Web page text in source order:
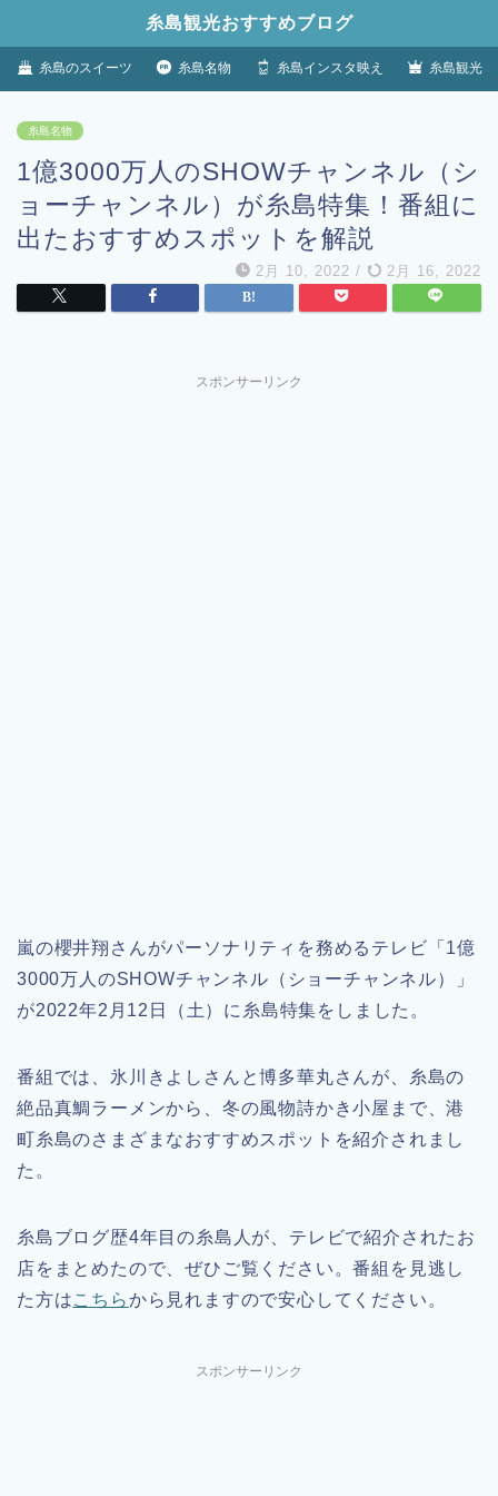
糸島観光おすすめブログ
糸島のスイーツ 糸島名物 糸島インスタ映え 糸島観光
糸島名物
1億3000万人のSHOWチャンネル（シ
ョーチャンネル）が糸島特集！番組に
出たおすすめスポットを解説
2月 10, 2022 / 2月 16, 2022
スポンサーリンク
嵐の櫻井翔さんがパーソナリティを務めるテレビ「1億
3000万人のSHOWチャンネル（ショーチャンネル）」
が2022年2月12日（土）に糸島特集をしました。
番組では、氷川きよしさんと博多華丸さんが、糸島の
絶品真鯛ラーメンから、冬の風物詩かき小屋まで、港
町糸島のさまざまなおすすめスポットを紹介されまし
た。
糸島ブログ歴4年目の糸島人が、テレビで紹介されたお
店をまとめたので、ぜひご覧ください。番組を見逃し
た方はこちらから見れますので安心してください。
スポンサーリンク